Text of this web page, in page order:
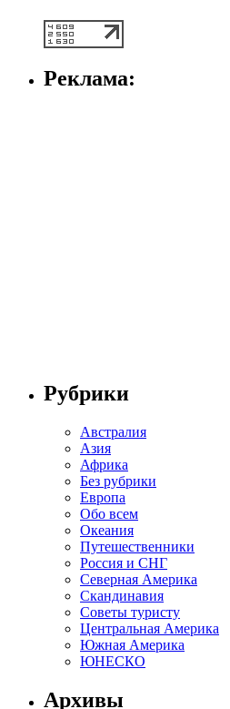
Реклама:
Рубрики
Австралия
Азия
Африка
Без рубрики
Европа
Обо всем
Океания
Путешественники
Россия и СНГ
Северная Америка
Скандинавия
Советы туристу
Центральная Америка
Южная Америка
ЮНЕСКО
Архивы